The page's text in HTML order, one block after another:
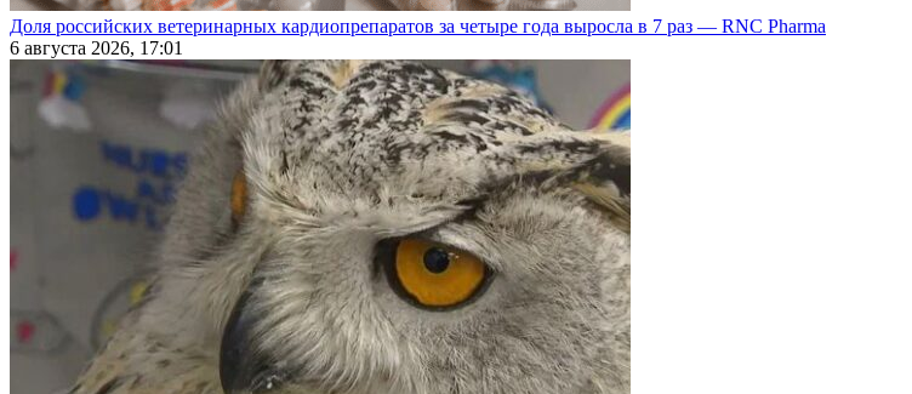
Доля российских ветеринарных кардиопрепаратов за четыре года выросла в 7 раз — RNC Pharma
6 августа 2026, 17:01